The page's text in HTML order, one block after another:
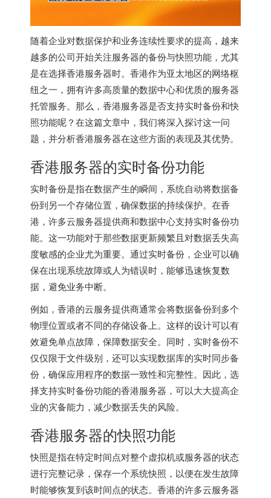
随着企业对数据保护和业务连续性要求的提高，越来
越多的公司开始关注服务器的备份与快照功能，尤其
是在选择香港服务器时。香港作为亚太地区的网络枢
纽之一，拥有许多高质量的数据中心和优质的服务器
托管服务。那么，香港服务器是否支持实时备份和快
照功能呢？在这篇文章中，我们将深入探讨这一问
题，并分析香港服务器在这些方面的表现及其优势。
香港服务器的实时备份功能
实时备份是指在数据产生的瞬间，系统自动将数据备
份到另一个存储位置，确保数据的持续保护。在香
港，许多云服务器提供商和数据中心支持实时备份功
能。这一功能对于那些数据更新频繁且对数据丢失高
度敏感的企业尤为重要。通过实时备份，企业可以确
保在出现系统故障或人为错误时，能够迅速恢复数
据，避免业务中断。
例如，香港的云服务提供商通常会将数据备份到多个
物理位置或者不同的存储设备上。这样的设计可以有
效避免单点故障，保障数据安全。同时，实时备份不
仅仅限于文件级别，还可以实现数据库的实时同步备
份，确保应用程序的数据一致性和完整性。因此，选
择支持实时备份功能的香港服务器 ，可以大大提高企
业的灾备能力，减少数据丢失的风险。
香港服务器的快照功能
快照是指在特定时间点对整个虚拟机或服务器的状态
进行完整记录，保存一个系统快照，以便在发生故障
时能够恢复到该时间点的状态。香港的许多云服务器